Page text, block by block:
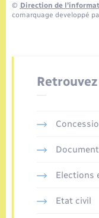
© Direction de
comarquage developpé
Elections
Etat civil